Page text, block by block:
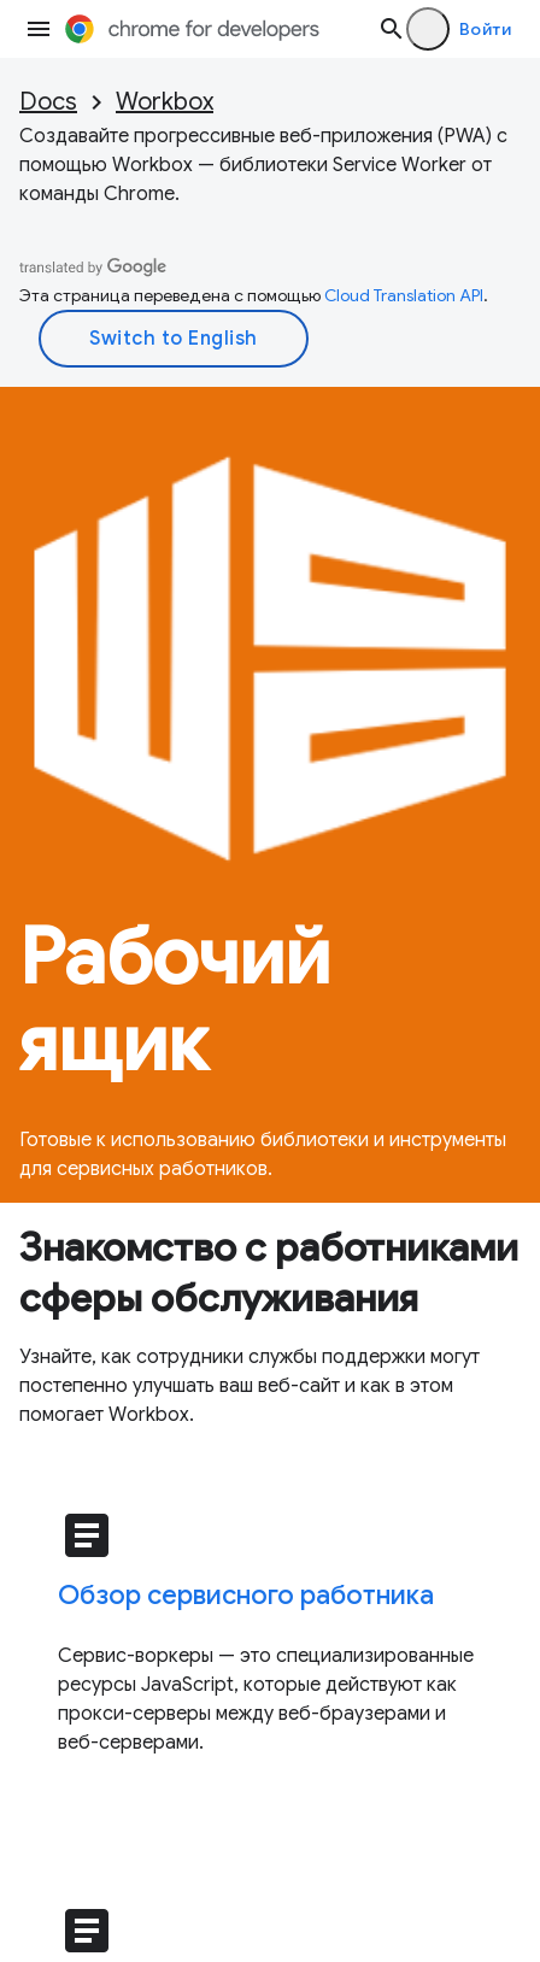
Войти
Docs Workbox
Создавайте прогрессивные веб-приложения (PWA) с
помощью Workbox — библиотеки Service Worker от
команды Chrome.
Эта страница переведена с помощьюCloud Translation API.
Рабочий
ящик
Готовые к использованию библиотеки и инструменты
для сервисных работников.
Знакомство с работниками
сферы обслуживания
Узнайте, как сотрудники службы поддержки могут
постепенно улучшать ваш веб-сайт и как в этом
помогает Workbox.
article
Обзор сервисного работника
Сервис-воркеры — это специализированные
ресурсы JavaScript, которые действуют как
прокси-серверы между веб-браузерами и
веб-серверами.
article